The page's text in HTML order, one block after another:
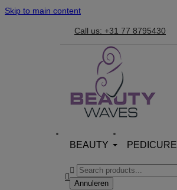
Skip to main content
Call us: +31 77 8795430
BEAUTY PEDICURE


Annuleren